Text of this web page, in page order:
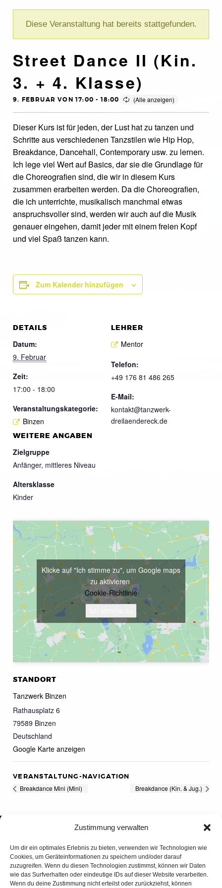
Zustimmung verwalten
Um dir ein optimales Erlebnis zu bieten, verwenden wir Technologien wie
Cookies, um Geräteinformationen zu speichern und/oder darauf
zuzugreifen. Wenn du diesen Technologien zustimmst, können wir Daten
wie das Surfverhalten oder eindeutige IDs auf dieser Website verarbeiten.
Wenn du deine Zustimmung nicht erteilst oder zurückziehst, können
Diese Veranstaltung hat bereits stattgefunden.
Street Dance II (Kin.
3. + 4. Klasse)
9. FEBRUAR VON 17:00 - 18:00
Dieser Kurs ist für jeden, der Lust hat zu tanzen und
Schritte aus verschiedenen Tanzstilen wie Hip Hop,
Breakdance, Dancehall, Contemporary usw. zu lernen.
Ich lege viel Wert auf Basics, dar sie die Grundlage für
die Choreografien sind, die wir in diesem Kurs
zusammen erarbeiten werden. Da die Choreografien,
die ich unterrichte, musikalisch manchmal etwas
anspruchsvoller sind, werden wir auch auf die Musik
genauer eingehen, damit jeder mit einem freien Kopf
und viel Spaß tanzen kann.
Zum Kalender hinzufügen
DETAILS
Datum:
9. Februar
Zeit:
17:00 - 18:00
Veranstaltungskategorie:
Binzen
LEHRER
Mentor
Telefon:
+49 176 81 486 265
E-Mail:
kontakt@tanzwerk-
dreilaendereck.de
WEITERE ANGABEN
Zielgruppe
Anfänger, mittleres Niveau
Altersklasse
Kinder
STANDORT
Tanzwerk Binzen
Rathausplatz 6
79589 Binzen
Deutschland
Google Karte anzeigen
Klicke auf "Ich stimme zu", um Google maps
zu aktivieren
Cookie-Richtlinie
VERANSTALTUNG-NAVIGATION
Breakdance Mini (Mini) Breakdance (Kin. & Jug.)